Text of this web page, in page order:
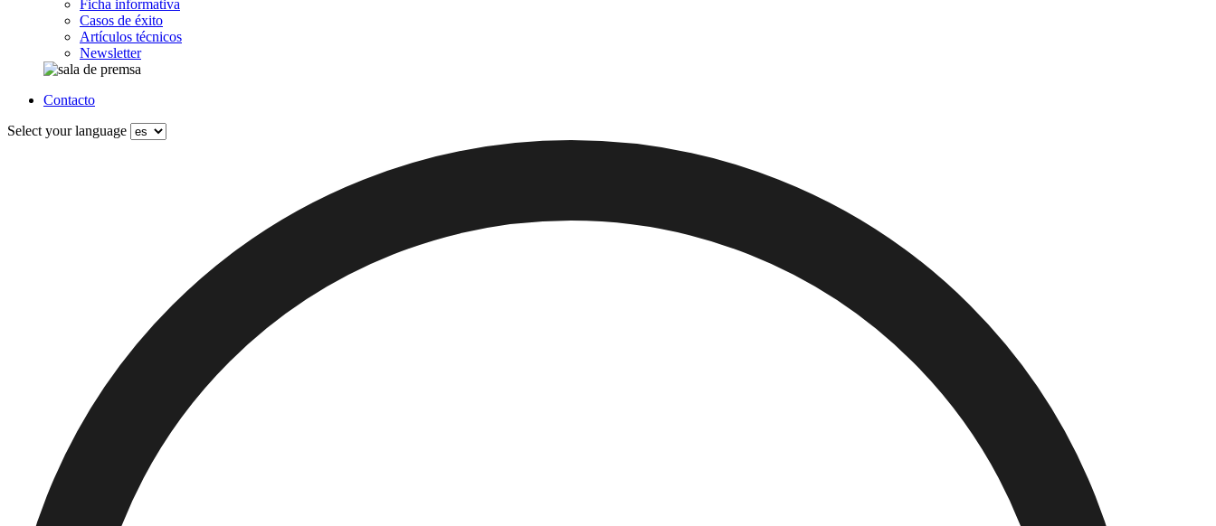
Ficha informativa
Casos de éxito
Artículos técnicos
Newsletter
Contacto
Select your language